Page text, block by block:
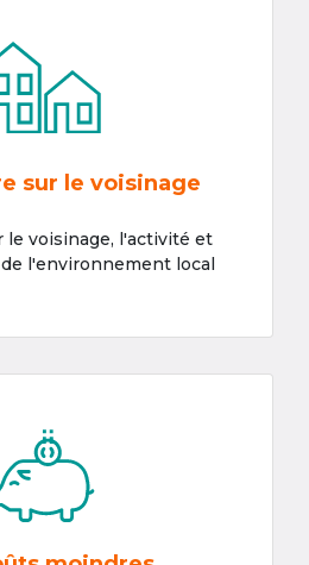
sur le voisinage
le voisinage, l'activité et
l'environnement local